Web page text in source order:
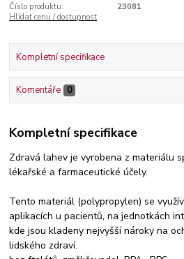
Číslo produktu:
23081
Hlídat cenu / dostupnost
Kompletní specifikace
Komentáře 0
Kompletní specifikace
Zdravá lahev je vyrobena z materiálu
lékařské a farmaceutické účely.
Tento materiál (polypropylen) se
aplikacích u pacientů, na jednotkách
kde jsou kladeny nejvyšší nároky na
lidského zdraví.